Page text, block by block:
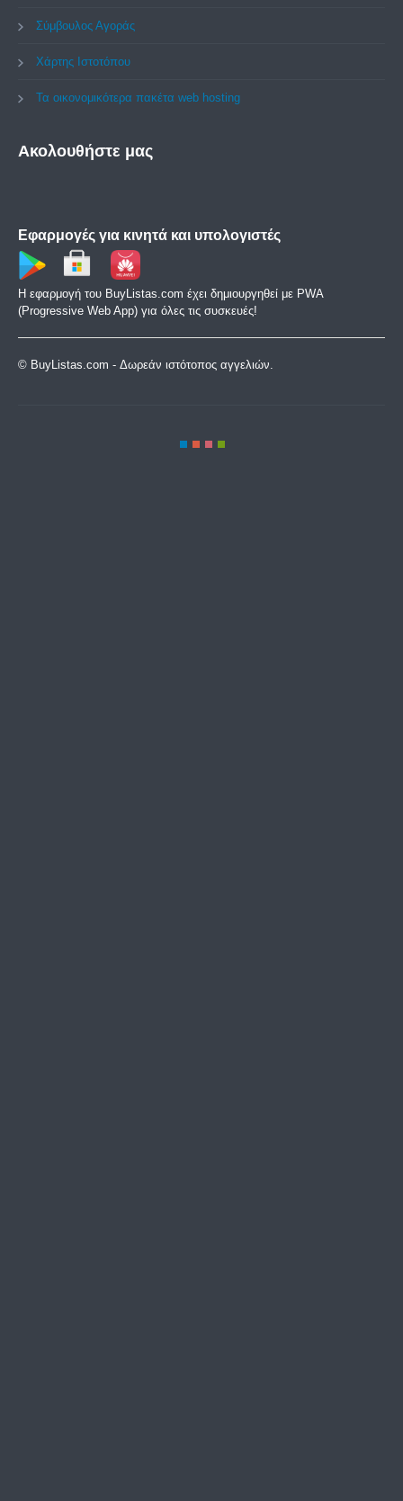
Σύμβουλος Αγοράς
Χάρτης Ιστοτόπου
Τα οικονομικότερα πακέτα web hosting
Ακολουθήστε μας
Εφαρμογές για κινητά και υπολογιστές
Η εφαρμογή του BuyListas.com έχει δημιουργηθεί με PWA
(Progressive Web App) για όλες τις συσκευές!
© BuyListas.com - Δωρεάν ιστότοπος αγγελιών.